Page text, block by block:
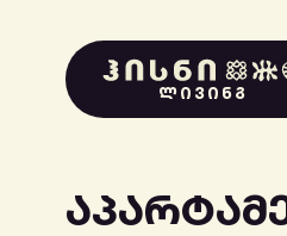
ᲚᲘᲕᲘᲜᲒ
23
24